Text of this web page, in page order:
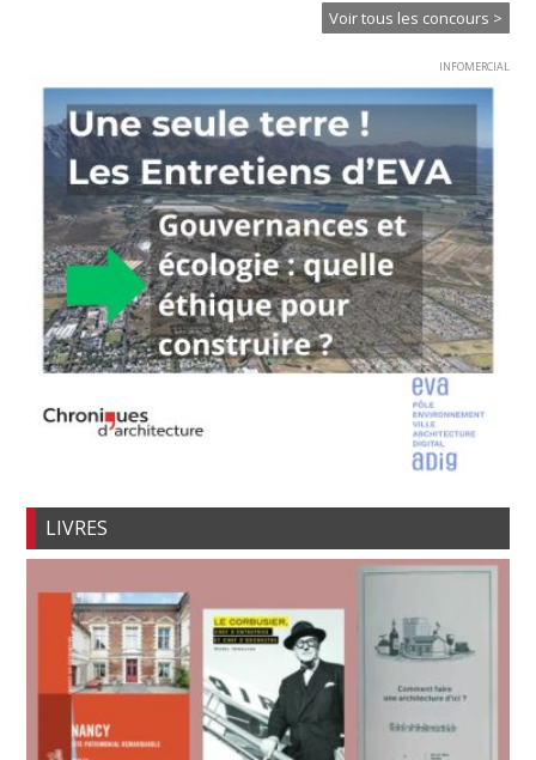
Voir tous les concours >
INFOMERCIAL
LIVRES